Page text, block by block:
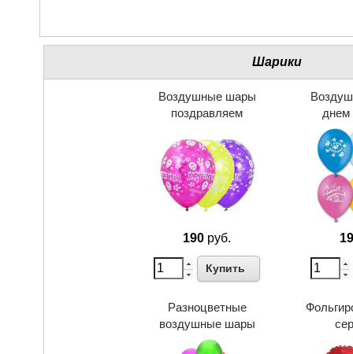
Шарики
Воздушные шары
поздравляем
190 руб.
Купить
днем
Разноцветные
воздушные шары